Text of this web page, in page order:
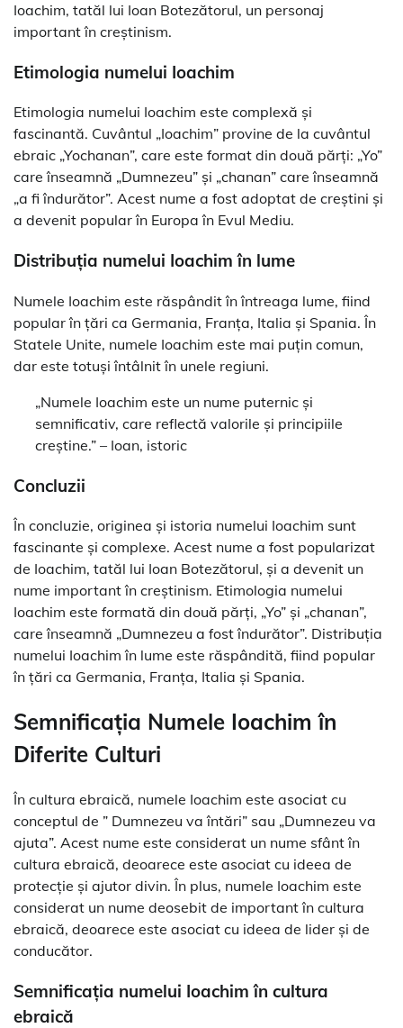
Ioachim, tatăl lui Ioan Botezătorul, un personaj
important în creștinism.
Etimologia numelui Ioachim
Etimologia numelui Ioachim este complexă și
fascinantă. Cuvântul „Ioachim” provine de la cuvântul
ebraic „Yochanan”, care este format din două părți: „Yo”
care înseamnă „Dumnezeu” și „chanan” care înseamnă
„a fi îndurător”. Acest nume a fost adoptat de creștini și
a devenit popular în Europa în Evul Mediu.
Distribuția numelui Ioachim în lume
Numele Ioachim este răspândit în întreaga lume, fiind
popular în țări ca Germania, Franța, Italia și Spania. În
Statele Unite, numele Ioachim este mai puțin comun,
dar este totuși întâlnit în unele regiuni.
„Numele Ioachim este un nume puternic și
semnificativ, care reflectă valorile și principiile
creștine.” – Ioan, istoric
Concluzii
În concluzie, originea și istoria numelui Ioachim sunt
fascinante și complexe. Acest nume a fost popularizat
de Ioachim, tatăl lui Ioan Botezătorul, și a devenit un
nume important în creștinism. Etimologia numelui
Ioachim este formată din două părți, „Yo” și „chanan”,
care înseamnă „Dumnezeu a fost îndurător”. Distribuția
numelui Ioachim în lume este răspândită, fiind popular
în țări ca Germania, Franța, Italia și Spania.
Semnificația Numele Ioachim în
Diferite Culturi
În cultura ebraică, numele Ioachim este asociat cu
conceptul de ” Dumnezeu va întări” sau „Dumnezeu va
ajuta”. Acest nume este considerat un nume sfânt în
cultura ebraică, deoarece este asociat cu ideea de
protecție și ajutor divin. În plus, numele Ioachim este
considerat un nume deosebit de important în cultura
ebraică, deoarece este asociat cu ideea de lider și de
conducător.
Semnificația numelui Ioachim în cultura
ebraică